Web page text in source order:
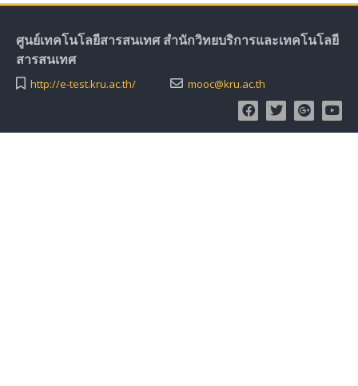
ศูนย์เทคโนโลยีสารสนเทศ สำนักวิทยบริการและเทคโนโลยี
สารสนเทศ
http://e-test.kru.ac.th/ mooc@kru.ac.th